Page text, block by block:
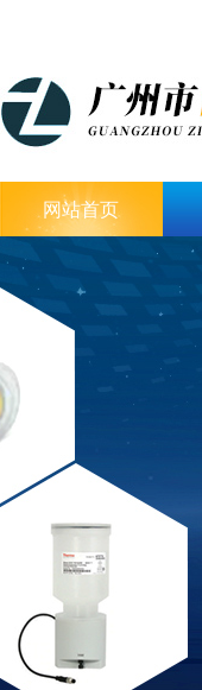
网站首页